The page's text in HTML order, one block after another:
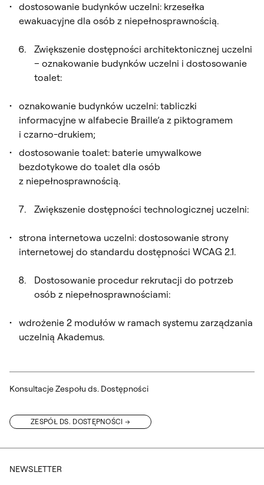
dostosowanie budynków uczelni: krzesełka
ewakuacyjne dla osób z niepełnosprawnością.
Zwiększenie dostępności architektonicznej uczelni
– oznakowanie budynków uczelni i dostosowanie
toalet:
oznakowanie budynków uczelni: tabliczki
informacyjne w alfabecie Braille’a z piktogramem
i czarno-drukiem;
dostosowanie toalet: baterie umywalkowe
bezdotykowe do toalet dla osób
z niepełnosprawnością.
Zwiększenie dostępności technologicznej uczelni:
strona internetowa uczelni: dostosowanie strony
internetowej do standardu dostępności WCAG 2.1.
Dostosowanie procedur rekrutacji do potrzeb
osób z niepełnosprawnościami:
wdrożenie 2 modułów w ramach systemu zarządzania
uczelnią Akademus.
Konsultacje Zespołu ds. Dostępności
ZESPÓŁ DS. DOSTĘPNOŚCI
NEWSLETTER